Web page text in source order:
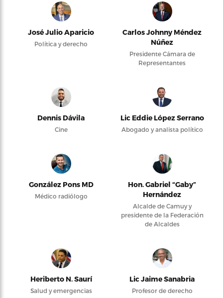
José Julio Aparicio
Política y derecho
Carlos Johnny Méndez
Núñez
Presidente Cámara de
Representantes
Dennis Dávila
Cine
Lic Eddie López Serrano
Abogado y analista político
González Pons MD
Médico radiólogo
Hon. Gabriel “Gaby”
Hernández
Alcalde de Camuy y
presidente de la Federación
de Alcaldes
Heriberto N. Saurí
Salud y emergencias
Lic Jaime Sanabria
Profesor de derecho